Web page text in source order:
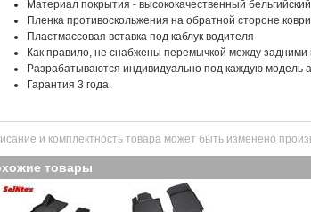
Материал покрытия - высококачественный
Пленка противоскольжения на обратной стороне
Пластмассовая вставка под каблук водителя
Как правило, не снабжены перемычкой между задними
Разрабатываются индивидуально под каждую модель
Гарантия 3 года.
и комплектность товара может быть изменено
товары